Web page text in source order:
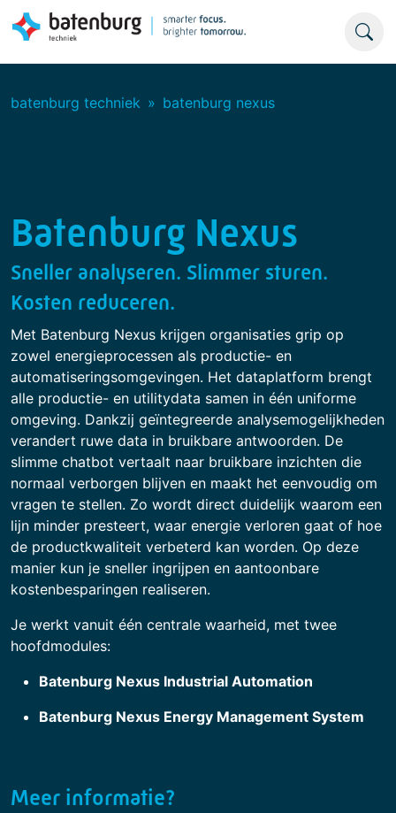
batenburg techniek batenburg nexus
Batenburg Nexus
Sneller analyseren. Slimmer sturen.
Kosten reduceren.
Met Batenburg Nexus krijgen organisaties grip op
zowel energieprocessen als productie- en
automatiseringsomgevingen. Het dataplatform brengt
alle productie- en utilitydata samen in één uniforme
omgeving. Dankzij geïntegreerde analysemogelijkheden
verandert ruwe data in bruikbare antwoorden. De
slimme chatbot vertaalt naar bruikbare inzichten die
normaal verborgen blijven en maakt het eenvoudig om
vragen te stellen. Zo wordt direct duidelijk waarom een
lijn minder presteert, waar energie verloren gaat of hoe
de productkwaliteit verbeterd kan worden. Op deze
manier kun je sneller ingrijpen en aantoonbare
kostenbesparingen realiseren.
Je werkt vanuit één centrale waarheid, met twee
hoofdmodules:
Batenburg Nexus Industrial Automation
Batenburg Nexus Energy Management System
Meer informatie?